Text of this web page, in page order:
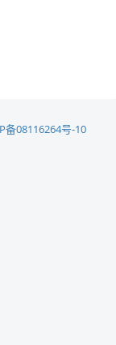
备08116264号-10